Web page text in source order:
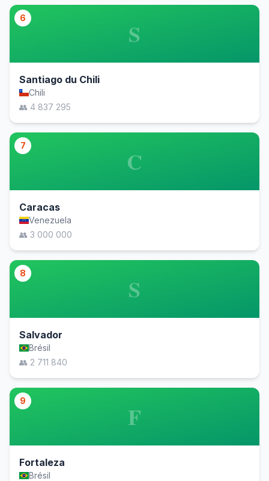
6
S
Santiago du Chili
Chili
👥 4 837 295
7
C
Caracas
Venezuela
👥 3 000 000
8
S
Salvador
Brésil
👥 2 711 840
9
F
Fortaleza
Brésil